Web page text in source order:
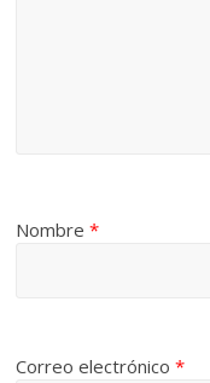
Nombre*
Correo electrónico*